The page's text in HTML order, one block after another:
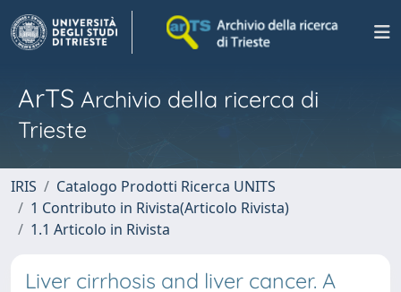
ArTS Archivio della ricerca di
Trieste
IRIS
Catalogo Prodotti Ricerca UNITS
1 Contributo in Rivista(Articolo Rivista)
1.1 Articolo in Rivista
Liver cirrhosis and liver cancer. A